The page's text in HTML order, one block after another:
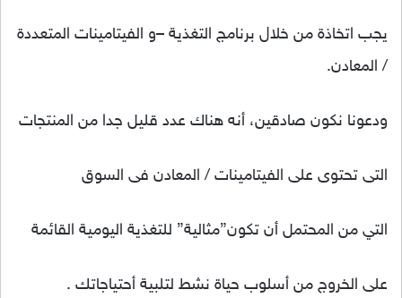
يجب اتخاذة من خلال برنامج التغذية –و الفيتامينات المتعددة
/ المعادن.
ودعونا نكون صادقين، أنه هناك عدد قليل جدا من المنتجات
التى تحتوى على الفيتامينات / المعادن فى السوق
التي من المحتمل أن تكون”مثالية” للتغذية اليومية القائمة
على الخروج من أسلوب حياة نشط لتلبية أحتياجاتك .